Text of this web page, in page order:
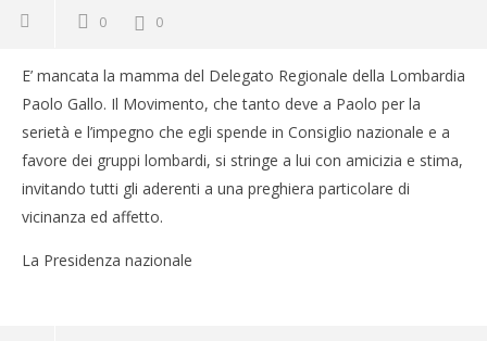
0 0
E’ mancata la mamma del Delegato Regionale della Lombardia
Paolo Gallo. Il Movimento, che tanto deve a Paolo per la
serietà e l’impegno che egli spende in Consiglio nazionale e a
favore dei gruppi lombardi, si stringe a lui con amicizia e stima,
invitando tutti gli aderenti a una preghiera particolare di
vicinanza ed affetto.
La Presidenza nazionale